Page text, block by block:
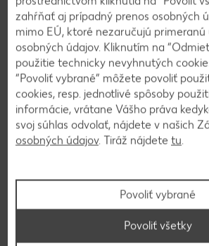
3
Nachystáme si formu na mafiny
12 mafinov alebo menšiu na 24.
približne do 3/4 a vrch ešte
mozzarelly. Pečieme pri 170 °C
Späť na prehľad
zahŕňať aj prípadný prenos osobných
mimo EÚ, ktoré nezaručujú
osobných údajov. Kliknutím na
použitie technicky nevyhnutých
“Povoliť vybrané” môžete povoliť
cookies, resp. jednotlivé spôsoby
informácie, vrátane Vášho práva
svoj súhlas odvolať, nájdete v našich
osobných údajov. Tiráž nájdete tu.
Povoliť vybrané
Povoliť všetky